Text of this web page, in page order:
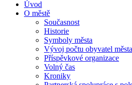
Úvod
O městě
Současnost
Historie
Symboly města
Vývoj počtu obyvatel města
Příspěvkové organizace
Volný čas
Kroniky